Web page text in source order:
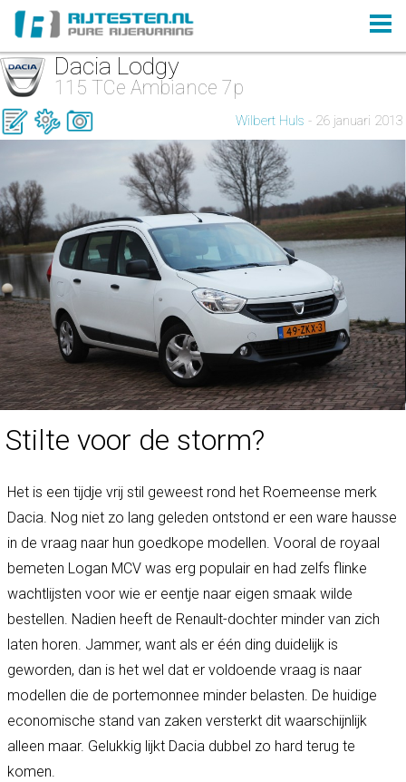
Dacia Lodgy
115 TCe Ambiance 7p
Wilbert Huls - 26 januari 2013
Stilte voor de storm?
Het is een tijdje vrij stil geweest rond het Roemeense merk
Dacia. Nog niet zo lang geleden ontstond er een ware hausse
in de vraag naar hun goedkope modellen. Vooral de royaal
bemeten Logan MCV was erg populair en had zelfs flinke
wachtlijsten voor wie er eentje naar eigen smaak wilde
bestellen. Nadien heeft de Renault-dochter minder van zich
laten horen. Jammer, want als er één ding duidelijk is
geworden, dan is het wel dat er voldoende vraag is naar
modellen die de portemonnee minder belasten. De huidige
economische stand van zaken versterkt dit waarschijnlijk
alleen maar. Gelukkig lijkt Dacia dubbel zo hard terug te
komen.